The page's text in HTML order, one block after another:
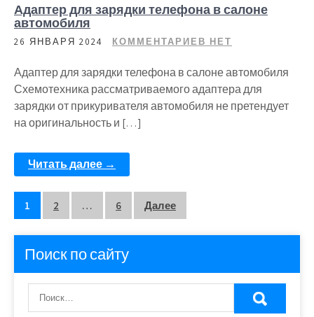
Адаптер для зарядки телефона в салоне
автомобиля
26 ЯНВАРЯ 2024 КОММЕНТАРИЕВ НЕТ
Адаптер для зарядки телефона в салоне автомобиля
Схемотехника рассматриваемого адаптера для
зарядки от прикуривателя автомобиля не претендует
на оригинальность и […]
Читать далее →
Пагинация
записей
1 2 … 6 Далее
Поиск по сайту